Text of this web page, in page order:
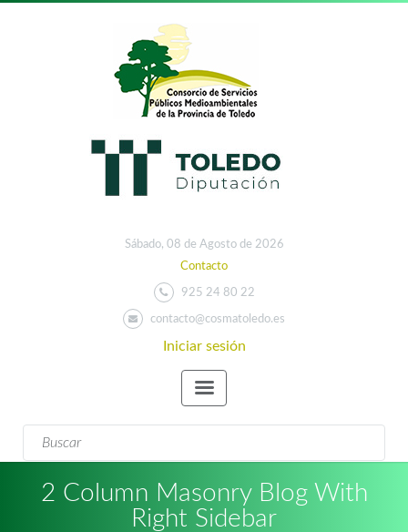
Sábado, 08 de Agosto de 2026
Contacto
925 24 80 22
contacto@cosmatoledo.es
Iniciar sesión
Formulario de
búsqueda
Buscar
2 Column Masonry Blog With
Right Sidebar